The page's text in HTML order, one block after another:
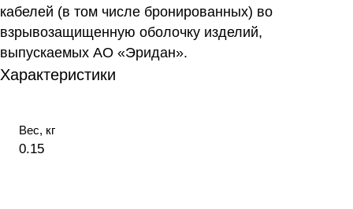
кабелей (в том числе бронированных) во
взрывозащищенную оболочку изделий,
выпускаемых АО «Эридан».
Характеристики
Вес, кг
0.15